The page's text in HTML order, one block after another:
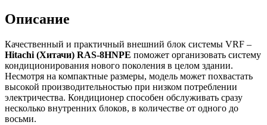
Описание
Качественный и практичный внешний блок системы VRF –
Hitachi (Хитачи) RAS-8HNPE поможет организовать систему
кондиционирования нового поколения в целом здании.
Несмотря на компактные размеры, модель может похвастать
высокой производительностью при низком потреблении
электричества. Кондиционер способен обслуживать сразу
несколько внутренних блоков, в количестве от одного до
восьми.